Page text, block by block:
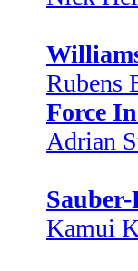
Rubens
Force
Adrian
Kamui